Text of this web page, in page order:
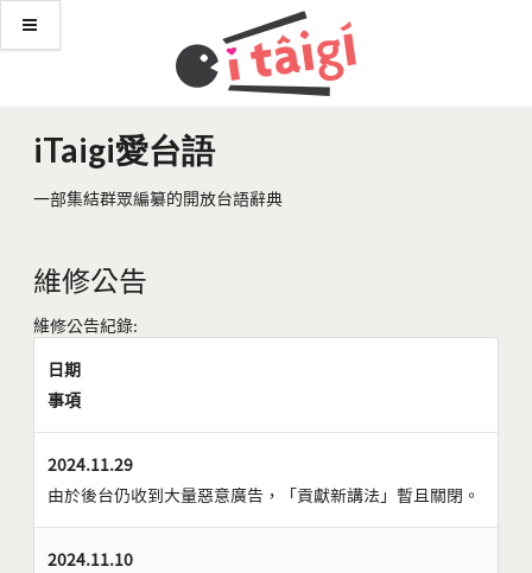
iTaigi愛台語
一部集結群眾編纂的開放台語辭典
維修公告
維修公告紀錄:
日期
事項
2024.11.29
由於後台仍收到大量惡意廣告，「貢獻新講法」暫且關閉。
2024.11.10